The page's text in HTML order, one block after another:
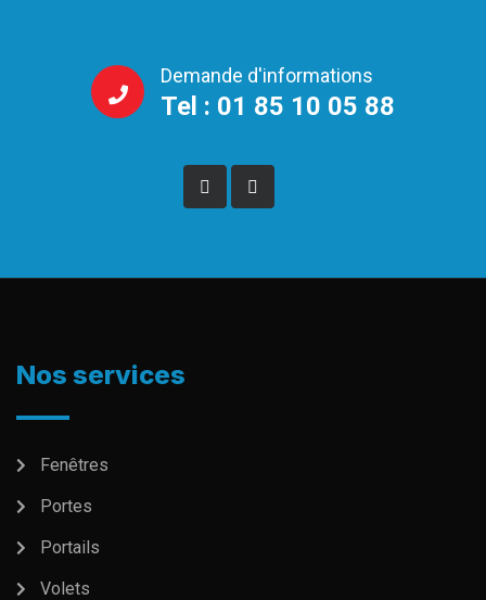
Demande d'informations
Tel : 01 85 10 05 88
Nos services
Fenêtres
Portes
Portails
Volets